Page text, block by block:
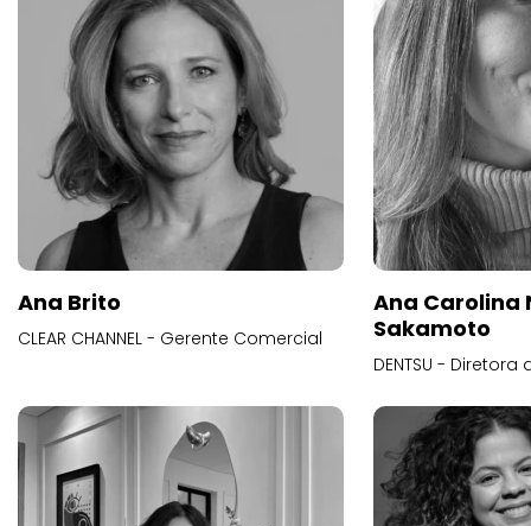
Ana Brito
CLEAR CHANNEL - Gerente Comercial
Ana Carolina
Sakamoto
DENTSU -